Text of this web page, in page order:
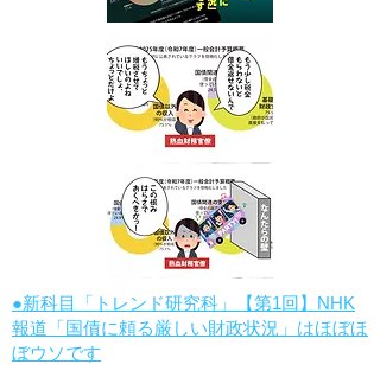
●新科目「トレンド研究科」【第1回】NHK
報道「国債に頼る厳しい財政状況」はほぼほ
ぼウソです